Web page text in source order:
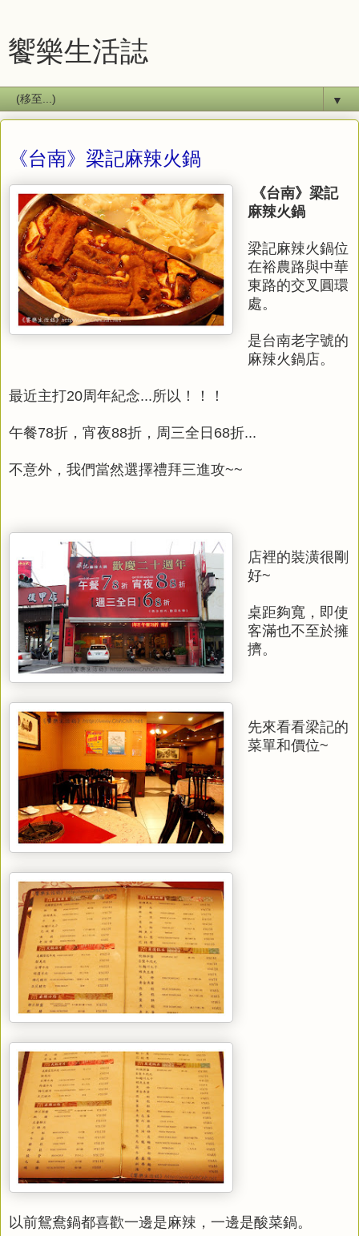
饗樂生活誌
▼
《台南》梁記麻辣火鍋
《台南》梁記
麻辣火鍋
梁記麻辣火鍋位
在裕農路與中華
東路的交叉圓環
處。
是台南老字號的
麻辣火鍋店。
最近主打20周年紀念...所以！！！
午餐78折，宵夜88折，周三全日68折...
不意外，我們當然選擇禮拜三進攻~~
店裡的裝潢很剛
好~
桌距夠寬，即使
客滿也不至於擁
擠。
先來看看梁記的
菜單和價位~
以前鴛鴦鍋都喜歡一邊是麻辣，一邊是酸菜鍋。